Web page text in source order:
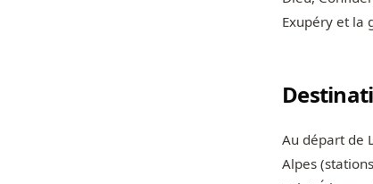
Exupéry et la
Au départ de
Alpes